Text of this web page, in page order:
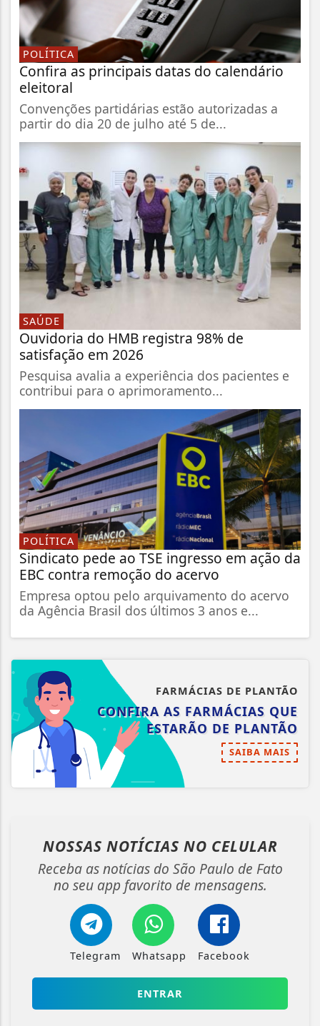
POLÍTICA
Confira as principais datas do calendário
eleitoral
Convenções partidárias estão autorizadas a
partir do dia 20 de julho até 5 de...
SAÚDE
Ouvidoria do HMB registra 98% de
satisfação em 2026
Pesquisa avalia a experiência dos pacientes e
contribui para o aprimoramento...
POLÍTICA
Sindicato pede ao TSE ingresso em ação da
EBC contra remoção do acervo
Empresa optou pelo arquivamento do acervo
da Agência Brasil dos últimos 3 anos e...
FARMÁCIAS DE PLANTÃO
CONFIRA AS FARMÁCIAS QUE
ESTARÃO DE PLANTÃO
SAIBA MAIS
NOSSAS NOTÍCIAS NO CELULAR
Receba as notícias do São Paulo de Fato
no seu app favorito de mensagens.
Telegram Whatsapp Facebook
ENTRAR